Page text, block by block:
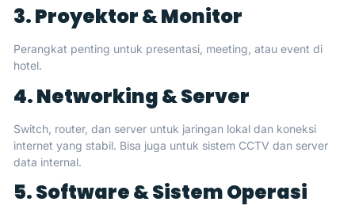
3. Proyektor & Monitor
Perangkat penting untuk presentasi, meeting, atau event di
hotel.
4. Networking & Server
Switch, router, dan server untuk jaringan lokal dan koneksi
internet yang stabil. Bisa juga untuk sistem CCTV dan server
data internal.
5. Software & Sistem Operasi